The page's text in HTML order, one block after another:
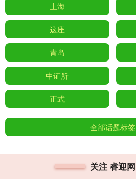
上海
这座
青岛
中证所
正式
全部话题标签
关注 睿迎网